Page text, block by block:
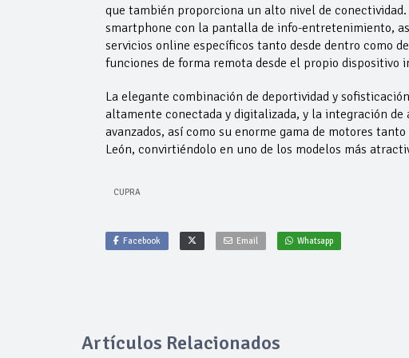
que también proporciona un alto nivel de
smartphone con la pantalla de info-entretenimiento,
servicios online específicos tanto desde dentro como
funciones de forma remota desde el propio dispositivo
La elegante combinación de deportividad y
altamente conectada y digitalizada, y la integración
avanzados, así como su enorme gama de motores
León, convirtiéndolo en uno de los modelos más
CUPRA
Facebook Email Whatsapp
Artículos Relacionados